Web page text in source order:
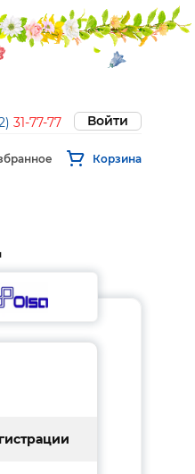
31-77-77 Войти
Корзина